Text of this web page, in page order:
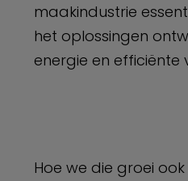
maakindustrie
het oplossingen
energie en efficiënte
Hoe we die groei ook